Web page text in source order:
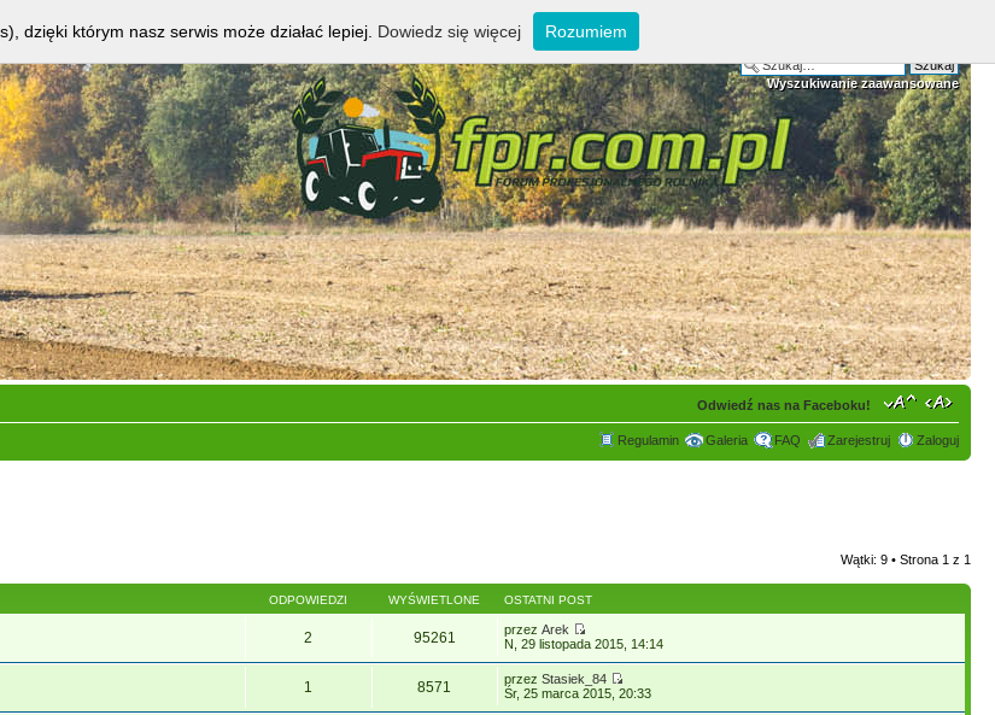
Wyszukiwanie zaawansowane
Odwiedź nas na Faceboku!
Regulamin Galeria FAQ Zarejestruj Zaloguj
Wątki: 9 • Strona 1 z 1
ODPOWIEDZI WYŚWIETLONE OSTATNI POST
2 95261 przezArek
N, 29 listopada 2015, 14:14
1 8571 przezStasiek_84
Śr, 25 marca 2015, 20:33
dzięki którym nasz serwis może działać lepiej. Dowiedz się więcej Rozumiem